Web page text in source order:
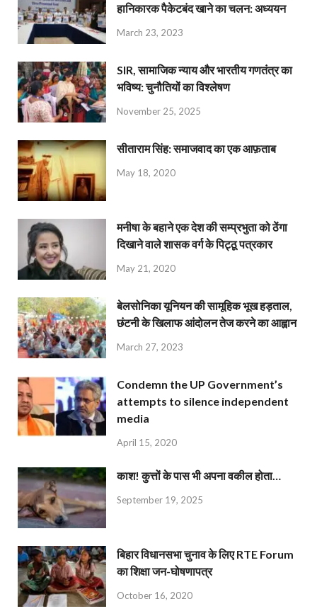
हानिकारक पैकेटबंद खाने का चलन: अध्ययन
March 23, 2023
SIR, सामाजिक न्याय और भारतीय गणतंत्र का
भविष्य: चुनौतियों का विश्लेषण
November 25, 2025
सीताराम सिंह: समाजवाद का एक आफ़ताब
May 18, 2020
मनीषा के बहाने एक देश की सम्प्रभुता को ठेंगा
दिखाने वाले शासक वर्ग के पिट्ठू पत्रकार
May 21, 2020
बेलसोनिका यूनियन की सामूहिक भूख हड़ताल,
छंटनी के खिलाफ आंदोलन तेज करने का आह्वान
March 27, 2023
Condemn the UP Government’s
attempts to silence independent
media
April 15, 2020
काश! कुत्तों के पास भी अपना वकील होता…
September 19, 2025
बिहार विधानसभा चुनाव के लिए RTE Forum
का शिक्षा जन-घोषणापत्र
October 16, 2020